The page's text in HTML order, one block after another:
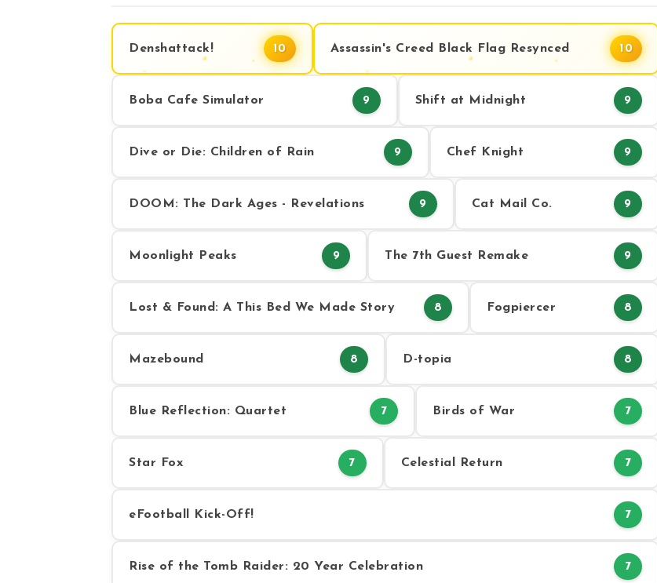
Denshattack! 10 Assassin's Creed Black Flag Resynced 10
Boba Cafe Simulator 9 Shift at Midnight 9
Dive or Die: Children of Rain 9 Chef Knight 9
DOOM: The Dark Ages - Revelations 9 Cat Mail Co. 9
Moonlight Peaks 9 The 7th Guest Remake 9
Lost & Found: A This Bed We Made Story 8 Fogpiercer 8
Mazebound 8 D-topia 8
Blue Reflection: Quartet 7 Birds of War 7
Star Fox 7 Celestial Return 7
eFootball Kick-Off! 7
Rise of the Tomb Raider: 20 Year Celebration 7